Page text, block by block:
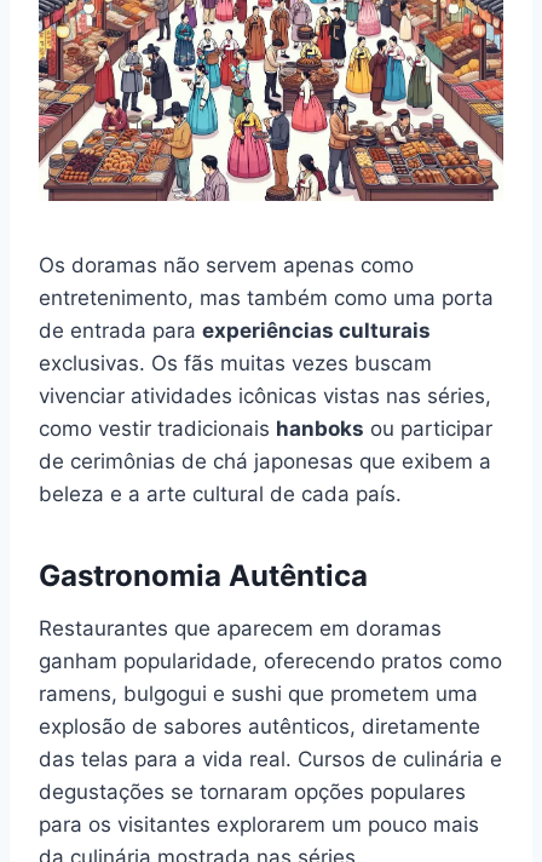
Os doramas não servem apenas como
entretenimento, mas também como uma porta
de entrada para experiências culturais
exclusivas. Os fãs muitas vezes buscam
vivenciar atividades icônicas vistas nas séries,
como vestir tradicionais hanboks ou participar
de cerimônias de chá japonesas que exibem a
beleza e a arte cultural de cada país.
Gastronomia Autêntica
Restaurantes que aparecem em doramas
ganham popularidade, oferecendo pratos como
ramens, bulgogui e sushi que prometem uma
explosão de sabores autênticos, diretamente
das telas para a vida real. Cursos de culinária e
degustações se tornaram opções populares
para os visitantes explorarem um pouco mais
da culinária mostrada nas séries.